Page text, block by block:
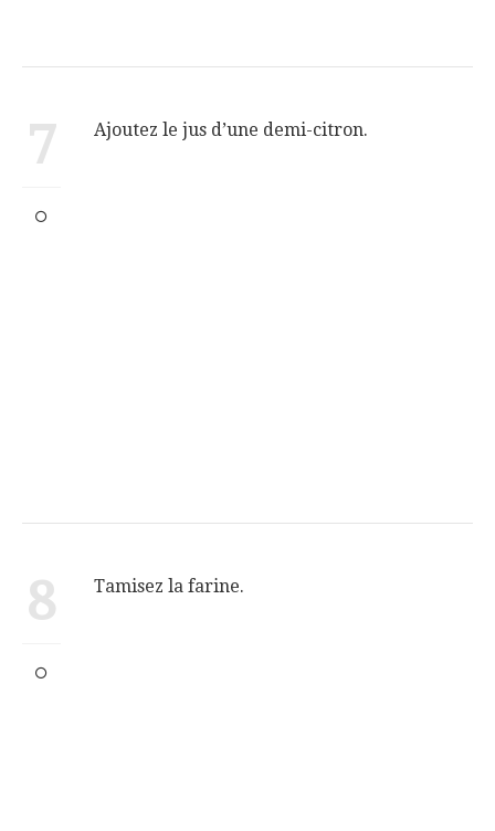
7 Ajoutez le jus d’une demi-citron.
8 Tamisez la farine.